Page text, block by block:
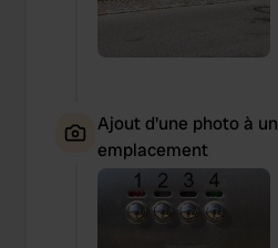
Ajout d'une photo à un
emplacement